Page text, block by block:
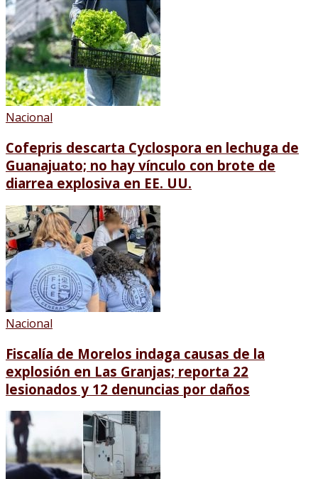
Nacional
Cofepris descarta Cyclospora en lechuga de
Guanajuato; no hay vínculo con brote de
diarrea explosiva en EE. UU.
Nacional
Fiscalía de Morelos indaga causas de la
explosión en Las Granjas; reporta 22
lesionados y 12 denuncias por daños